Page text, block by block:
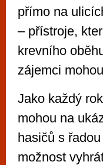
přímo na
– přístroje,
krevního
zájemci
Jako každý
mohou na
hasičů s
možnost